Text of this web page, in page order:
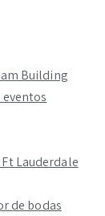
Building
Lauderdale
de bodas